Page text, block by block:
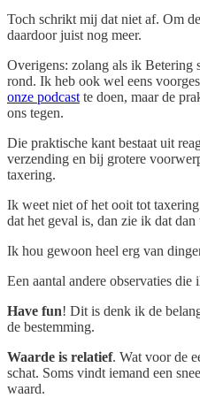
Toch schrikt mij dat niet af. Om
daardoor juist nog meer.
Overigens: zolang als ik
rond. Ik heb ook wel eens
onze podcastte doen, maar de
ons tegen.
Die praktische kant bestaat uit
verzending en bij grotere
taxering.
Ik weet niet of het ooit tot
dat het geval is, dan zie ik dat dan
Ik hou gewoon heel erg van
Een aantal andere observaties
Have fun! Dit is denk ik de
de bestemming.
Waarde is relatief. Wat voor de
schat. Soms vindt iemand een
waard.